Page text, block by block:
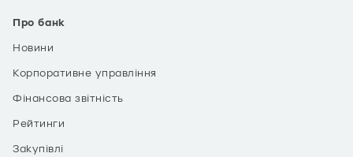
Про банк
Новини
Корпоративне управління
Фінансова звітність
Рейтинги
Закупівлі